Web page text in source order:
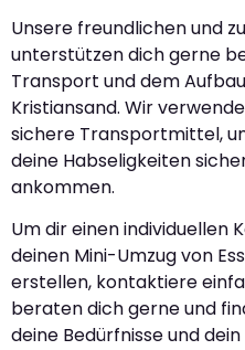
Unsere freundlichen und
unterstützen dich gerne
Transport und dem
Kristiansand. Wir
sichere Transportmittel,
deine Habseligkeiten
ankommen.
Um dir einen individuellen
deinen Mini-Umzug von
erstellen, kontaktiere
beraten dich gerne und
deine Bedürfnisse und dein